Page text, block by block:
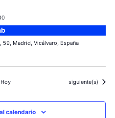
59, Madrid, Vicálvaro, España
Hoy Eventos
siguiente(s)
calendario